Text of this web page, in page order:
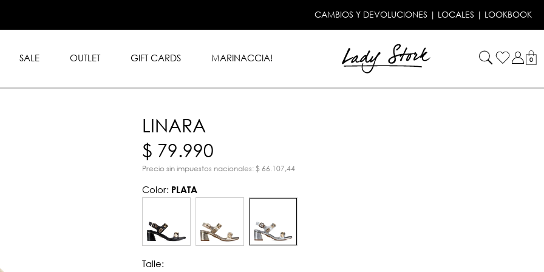
en toda la tienda con
American Express. CAMBIOS Y DEVOLUCIONES | LOCALES | LOOKBOOK
SALE OUTLET GIFT CARDS MARINACCIA! 0
LINARA
$ 79.990
Precio sin impuestos nacionales: $ 66.107,44
Color: PLATA
Talle: